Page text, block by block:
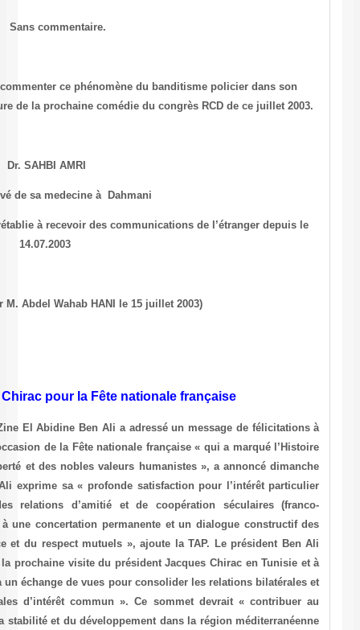
Je laisse la voix au GPD Ben ALI de commenter ce
allocution qu’il devrait prononcer à l’ouverture de la prochaine
Tel.00.216.98.44.74.55, ligne apparemment rétablie à recevoir des
(Message transmis par M. Abdel Wahab HANI
Ben Ali félicite Jacques Chirac pour la Fête
AFP, le 13 juillet 2003 Le président tunisien Zine El Abidine Ben Ali
son homologue français Jacques Chirac à l’occasion de la Fête
pour l’éternité, en tant que symbole de la liberté et des nobles
l’agence tunisienne TAP (officielle). M. Ben Ali exprime sa «
des deux présidents au développement des relations d’amitié
tunisiennes), et pour leur dynamisme grâce à une concertation
deux chefs d’Etat sur la base de la confiance et du respect
souligne enfin « tout l’intérêt qu’il accorde à la prochaine visite du
sa participation au sommet 5+5 qui permettra un échange de vues
sur les questions régionales et internationales d’intérêt
renforcement des assises de la sécurité, de la stabilité et du